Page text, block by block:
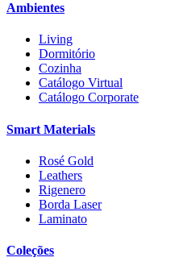
Ambientes
Living
Dormitório
Cozinha
Catálogo Virtual
Catálogo Corporate
Smart Materials
Rosé Gold
Leathers
Rigenero
Borda Laser
Laminato
Coleções